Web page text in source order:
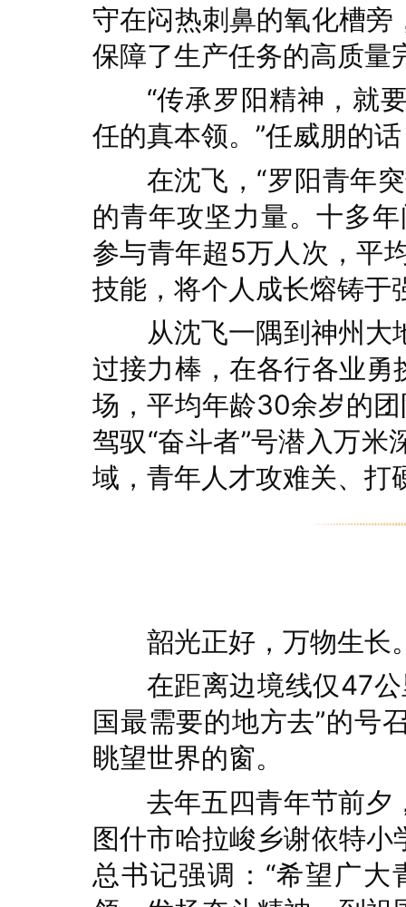
守在闷热刺鼻的氧化槽
保障了生产任务的高质量
“传承罗阳精神，就
任的真本领。”任威朋的
在沈飞，“罗阳青年
的青年攻坚力量。十多
参与青年超5万人次，平
技能，将个人成长熔铸于
从沈飞一隅到神州
过接力棒，在各行各业
场，平均年龄30余岁的
驾驭“奋斗者”号潜入万
域，青年人才攻难关、打
韶光正好，万物生长
在距离边境线仅47
国最需要的地方去”的号
眺望世界的窗。
去年五四青年节前夕
图什市哈拉峻乡谢依特
总书记强调：“希望广